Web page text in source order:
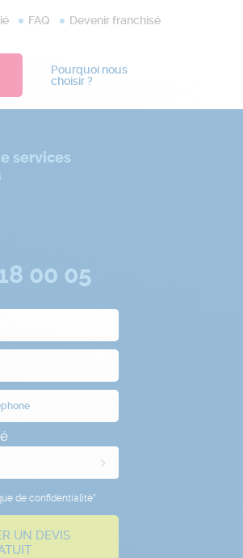
FAQ Devenir franchisé
Pourquoi nous
choisir ?
services
00 05
de confidentialité*
UN DEVIS